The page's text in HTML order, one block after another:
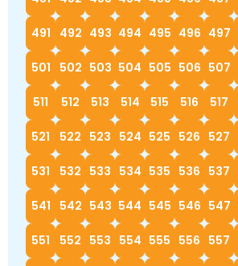
491 492 493 494 495 496 497
501 502 503 504 505 506 507
511 512 513 514 515 516 517
521 522 523 524 525 526 527
531 532 533 534 535 536 537
541 542 543 544 545 546 547
551 552 553 554 555 556 557